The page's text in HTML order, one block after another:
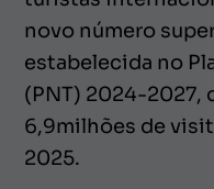
novo número
estabelecida no
(PNT) 2024-2027,
6,9milhões de
2025.